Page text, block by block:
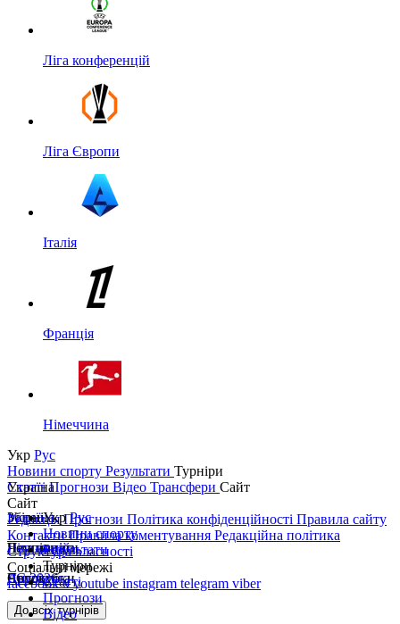
Ліга конференцій
Ліга Європи
Італія
Франція
Німеччина
Укр Рус
Новини спорту Результати Турніри
Україна
Україна
Перша ліга
Друга ліга
Кубок України
Збірні
Ліга націй
ЧС 2026
Чемпіонати
Англія
Іспанія
Єврокубки
Ліга чемпіонів
До всіх турнірів
СтаттіПрогнози Відео Трансфери Сайт
Сайт
РедакціяПрогнози Політика конфіденційності Правила сайту
КонтактиПравила коментування Редакційна політика
Структура власності
Соціальні мережі
facebookxyoutube instagram telegram viber
УкрРус
Новини спорту
Результати
Турніри
Статті
Прогнози
Відео